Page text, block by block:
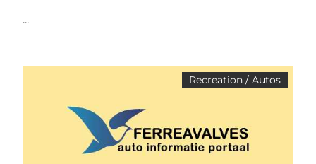
...
Recreation / Autos